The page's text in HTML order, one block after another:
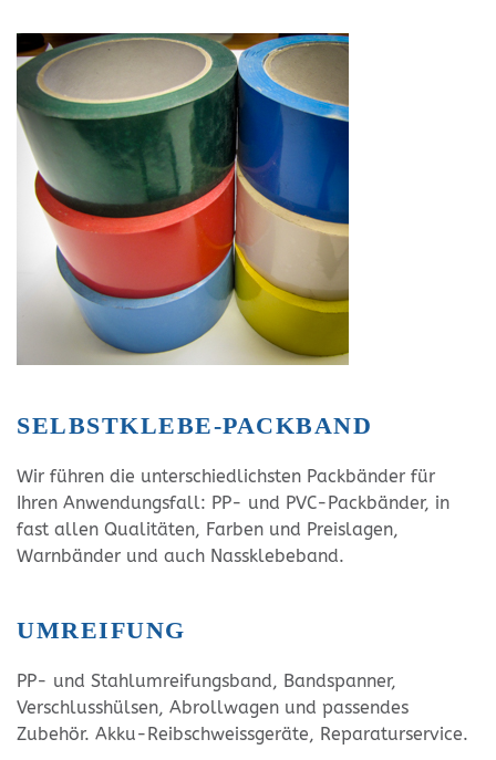
SELBSTKLEBE-PACKBAND
Wir führen die unterschiedlichsten Packbänder für
Ihren Anwendungsfall: PP- und PVC-Packbänder, in
fast allen Qualitäten, Farben und Preislagen,
Warnbänder und auch Nassklebeband.
UMREIFUNG
PP- und Stahlumreifungsband, Bandspanner,
Verschlusshülsen, Abrollwagen und passendes
Zubehör. Akku-Reibschweissgeräte, Reparaturservice.